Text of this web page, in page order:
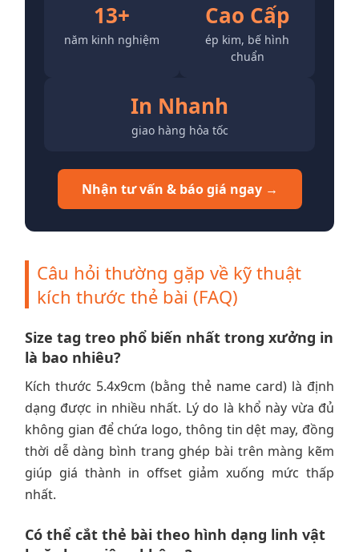
13+
năm kinh nghiệm
Cao Cấp
ép kim, bế hình
chuẩn
In Nhanh
giao hàng hỏa tốc
Nhận tư vấn & báo giá ngay →
Câu hỏi thường gặp về kỹ thuật
kích thước thẻ bài (FAQ)
Size tag treo phổ biến nhất trong xưởng in
là bao nhiêu?
Kích thước 5.4x9cm (bằng thẻ name card) là định
dạng được in nhiều nhất. Lý do là khổ này vừa đủ
không gian để chứa logo, thông tin dệt may, đồng
thời dễ dàng bình trang ghép bài trên màng kẽm
giúp giá thành in offset giảm xuống mức thấp
nhất.
Có thể cắt thẻ bài theo hình dạng linh vật